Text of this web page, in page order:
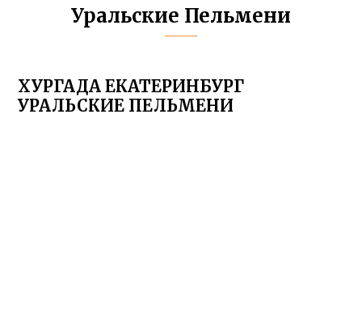
Уральские Пельмени
ХУРГАДА ЕКАТЕРИНБУРГ
УРАЛЬСКИЕ ПЕЛЬМЕНИ